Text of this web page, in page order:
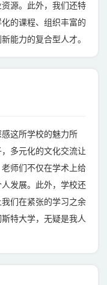
源。此外，我们还特
的课程、组织丰富的
能力的复合型人才。
这所学校的魅力所
多元化的文化交流让
师们不仅在学术上给
发展。此外，学校还
们在紧张的学习之余
特大学，无疑是我人